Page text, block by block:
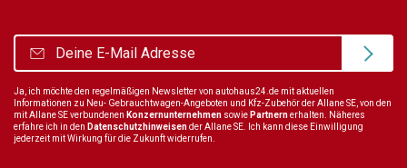
Ja, ich möchte den regelmäßigen Newsletter von autohaus24.de mit aktuellen
Informationen zu Neu- Gebrauchtwagen-Angeboten und Kfz-Zubehör der Allane SE, von den
mit Allane SE verbundenen Konzernunternehmen sowie Partnernerhalten. Näheres
erfahre ich in den Datenschutzhinweisender Allane SE. Ich kann diese Einwilligung
jederzeit mit Wirkung für die Zukunft widerrufen.